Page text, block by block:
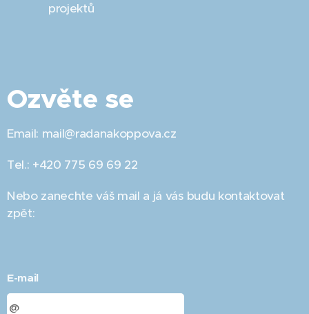
projektů
Ozvěte se
Email: mail@radanakoppova.cz
Tel.: +420 775 69 69 22
Nebo zanechte váš mail a já vás budu kontaktovat
zpět:
E-mail